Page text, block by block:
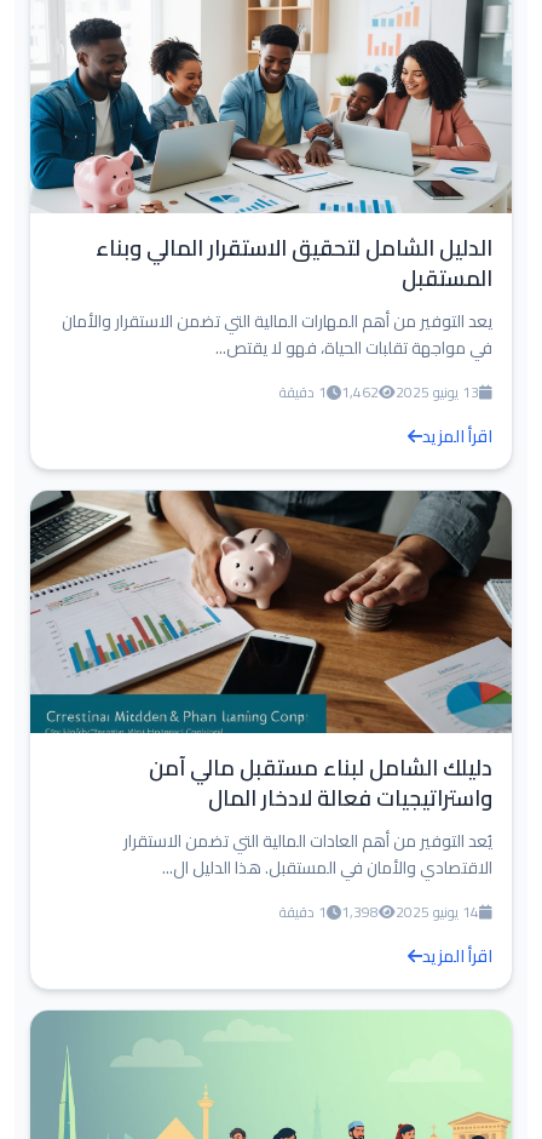
الدليل الشامل لتحقيق الاستقرار المالي وبناء
المستقبل
يعد التوفير من أهم المهارات المالية التي تضمن الاستقرار والأمان
في مواجهة تقلبات الحياة، فهو لا يقتص...
13 يونيو 2025 1,462 1 دقيقة
اقرأ المزيد
دليلك الشامل لبناء مستقبل مالي آمن
واستراتيجيات فعالة لادخار المال
يُعد التوفير من أهم العادات المالية التي تضمن الاستقرار
الاقتصادي والأمان في المستقبل. هذا الدليل ال...
14 يونيو 2025 1,398 1 دقيقة
اقرأ المزيد